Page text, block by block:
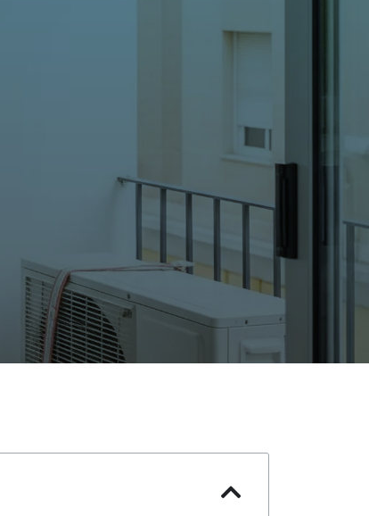
Samsung
Hasta 2500
Hasta 3000
Hasta 4000
Hasta 4500
Tipo
Contacto